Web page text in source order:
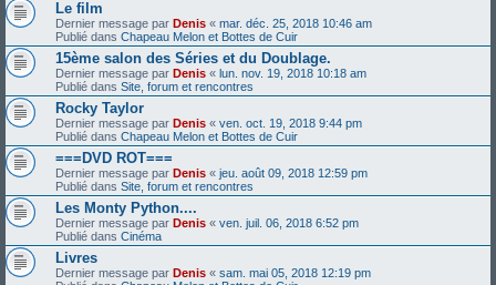
Le film
Dernier message par Denis « mar. déc. 25, 2018 10:46 am
Publié dans Chapeau Melon et Bottes de Cuir
15ème salon des Séries et du Doublage.
Dernier message par Denis « lun. nov. 19, 2018 10:18 am
Publié dans Site, forum et rencontres
Rocky Taylor
Dernier message par Denis « ven. oct. 19, 2018 9:44 pm
Publié dans Chapeau Melon et Bottes de Cuir
===DVD ROT===
Dernier message par Denis « jeu. août 09, 2018 12:59 pm
Publié dans Site, forum et rencontres
Les Monty Python....
Dernier message par Denis « ven. juil. 06, 2018 6:52 pm
Publié dans Cinéma
Livres
Dernier message par Denis « sam. mai 05, 2018 12:19 pm